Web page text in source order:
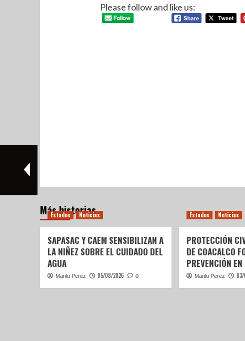
Please follow and like us:
Más historias
Estados Noticias
SAPASAC Y CAEM SENSIBILIZAN A
LA NIÑEZ SOBRE EL CUIDADO DEL
AGUA
Marilu Perez 05/08/2026 0
Estados Noticias
PROTECCIÓN
DE COACALCO
PREVENCIÓN
Marilu Perez